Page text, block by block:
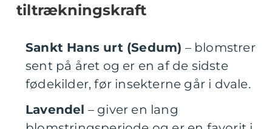
tiltrækningskraft
Sankt Hans urt (Sedum) – blomstrer
sent på året og er en af de sidste
fødekilder, før insekterne går i dvale.
Lavendel – giver en lang